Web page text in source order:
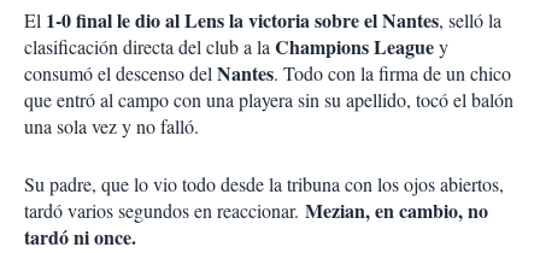
El 1-0 final le dio al Lens la victoria sobre el Nantes, selló la
clasificación directa del club a laChampions Leaguey
consumó el descenso delNantes. Todo con la firma de un chico
que entró al campo con una playera sin su apellido, tocó el balón
una sola vez y no falló.
Su padre, que lo vio todo desde la tribuna con los ojos abiertos,
tardó varios segundos en reaccionar. Mezian, en cambio, no
tardó ni once.